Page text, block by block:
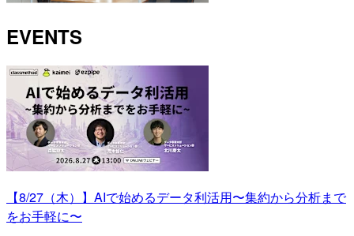
EVENTS
【8/27（木）】AIで始めるデータ利活用〜集約から分析まで
をお手軽に〜